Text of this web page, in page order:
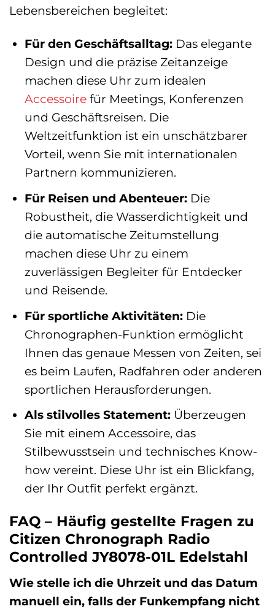
Lebensbereichen begleitet:
Für den Geschäftsalltag:Das elegante
Design und die präzise Zeitanzeige
machen diese Uhr zum idealen
Accessoirefür Meetings, Konferenzen
und Geschäftsreisen. Die
Weltzeitfunktion ist ein unschätzbarer
Vorteil, wenn Sie mit internationalen
Partnern kommunizieren.
Für Reisen und Abenteuer:Die
Robustheit, die Wasserdichtigkeit und
die automatische Zeitumstellung
machen diese Uhr zu einem
zuverlässigen Begleiter für Entdecker
und Reisende.
Für sportliche Aktivitäten:Die
Chronographen-Funktion ermöglicht
Ihnen das genaue Messen von Zeiten, sei
es beim Laufen, Radfahren oder anderen
sportlichen Herausforderungen.
Als stilvolles Statement:Überzeugen
Sie mit einem Accessoire, das
Stilbewusstsein und technisches Know-
how vereint. Diese Uhr ist ein Blickfang,
der Ihr Outfit perfekt ergänzt.
FAQ – Häufig gestellte Fragen zu
Citizen Chronograph Radio
Controlled JY8078-01L Edelstahl
Wie stelle ich die Uhrzeit und das Datum
manuell ein, falls der Funkempfang nicht